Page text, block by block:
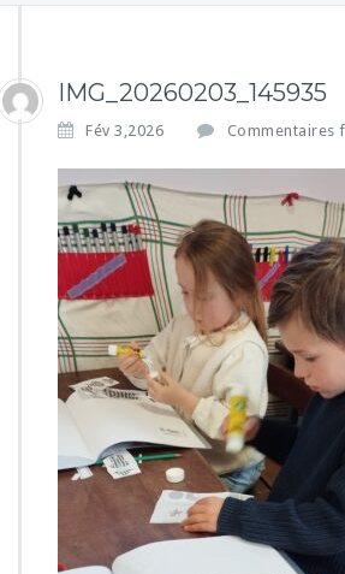
IMG_20260203_145935
Fév 3,2026 Commentaires